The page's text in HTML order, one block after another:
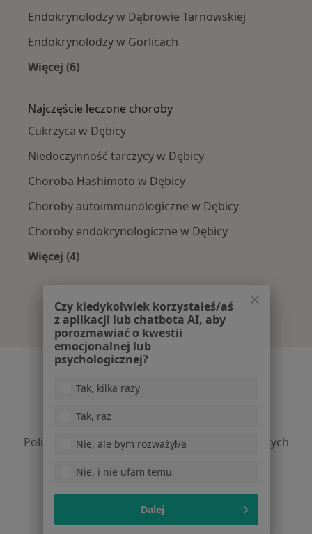
Endokrynolodzy w Dąbrowie Tarnowskiej
Endokrynolodzy w Gorlicach
Więcej (6)
Najczęście leczone choroby
Cukrzyca w Dębicy
Niedoczynność tarczycy w Dębicy
Choroba Hashimoto w Dębicy
Choroby autoimmunologiczne w Dębicy
Choroby endokrynologiczne w Dębicy
Więcej (4)
Serwis
Regulamin
Polityka prywatności pacjentów
Polityka prywatności profesjonalistów
Polityka prywatności dla profesjonalistów, których
Polityka cookies
Jak działają wyniki wyszukiwania
Dostępność
O nas
Czy kiedykolwiek korzystałeś/aś
z aplikacji lub chatbota AI, aby
porozmawiać o kwestii
emocjonalnej lub
psychologicznej?
Tak, kilka razy
Tak, raz
Nie, ale bym rozważył/a
Nie, i nie ufam temu
Dalej